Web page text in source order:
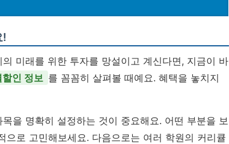
!
미래를 위한 투자를 망설이고 계신다면, 지금이 바
인 정보 를 꼼꼼히 살펴볼 때예요. 혜택을 놓치지
을 명확히 설정하는 것이 중요해요. 어떤 부분을 보
로 고민해보세요. 다음으로는 여러 학원의 커리큘